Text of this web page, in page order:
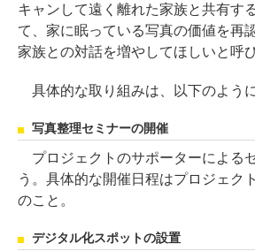
キャンして遠く離れた家族と共有す
て、家に眠っている写真の価値を再
家族との対話を増やしてほしいと呼
具体的な取り組みは、以下のよう
写真整理セミナーの開催
プロジェクトのサポーターによる
う。具体的な開催日程はプロジェク
のこと。
デジタル化スポットの設置